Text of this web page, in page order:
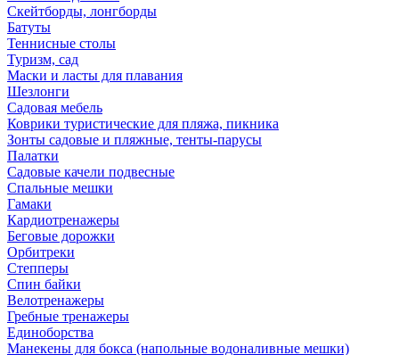
Скейтборды, лонгборды
Батуты
Теннисные столы
Туризм, сад
Маски и ласты для плавания
Шезлонги
Садовая мебель
Коврики туристические для пляжа, пикника
Зонты садовые и пляжные, тенты-парусы
Палатки
Садовые качели подвесные
Спальные мешки
Гамаки
Кардиотренажеры
Беговые дорожки
Орбитреки
Степперы
Спин байки
Велотренажеры
Гребные тренажеры
Единоборства
Манекены для бокса (напольные водоналивные мешки)